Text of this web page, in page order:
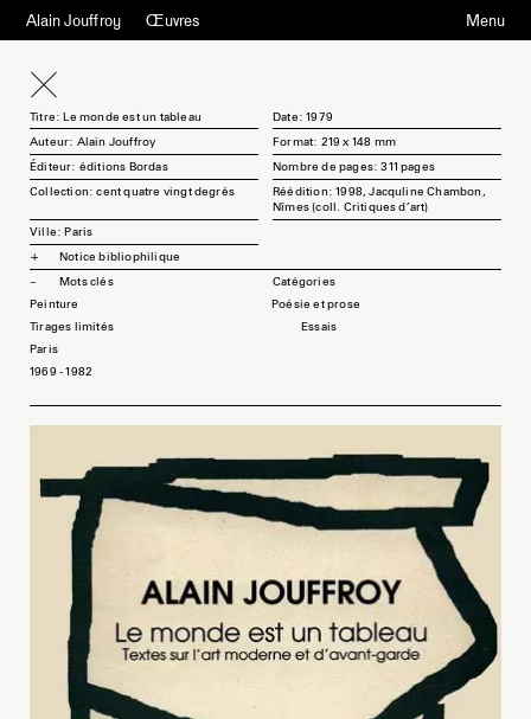
Alain Jouffroy Œuvres Menu
Titre: Le monde est un tableau
Date: 1979
Auteur: Alain Jouffroy
Format: 219 x 148 mm
Éditeur: éditions Bordas
Nombre de pages: 311 pages
Collection: cent quatre vingt degrés
Réédition: 1998, Jacquline Chambon,
Nîmes (coll. Critiques d'art)
Ville: Paris
Notice bibliophilique
Mots clés
Peinture
Tirages limités
Paris
1969 - 1982
Poésie et prose
Essais